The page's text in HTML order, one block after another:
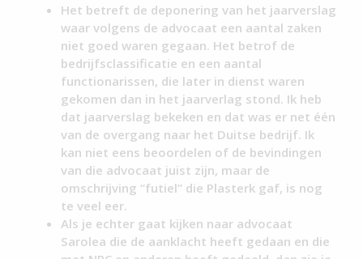
Het betreft de deponering van het jaarverslag
waar volgens de advocaat een aantal zaken
niet goed waren gegaan. Het betrof de
bedrijfsclassificatie en een aantal
functionarissen, die later in dienst waren
gekomen dan in het jaarverlag stond. Ik heb
dat jaarverslag bekeken en dat was er net één
van de overgang naar het Duitse bedrijf. Ik
kan niet eens beoordelen of de bevindingen
van die advocaat juist zijn, maar de
omschrijving “futiel” die Plasterk gaf, is nog
te veel eer.
Als je echter gaat kijken naar advocaat
Sarolea die de aanklacht heeft gedaan en die